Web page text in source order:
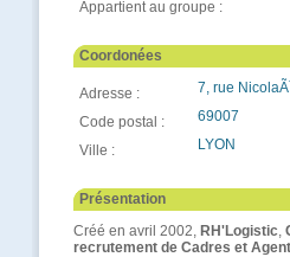
Appartient au groupe :
Coordonées
Adresse : 7, rue NicolaÃ¯
Code postal : 69007
Ville : LYON
Présentation
Créé en avril 2002, RH'Logistic,
recrutement de Cadres et